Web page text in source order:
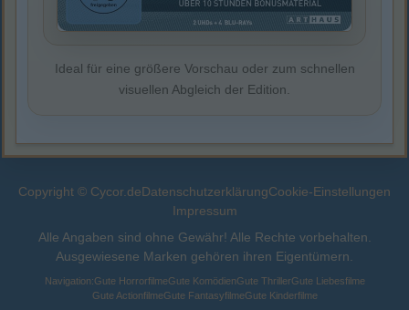
Ideal für eine größere Vorschau oder zum schnellen
visuellen Abgleich der Edition.
Copyright © Cycor.deDatenschutzerklärungCookie-Einstellungen
Impressum
Alle Angaben sind ohne Gewähr! Alle Rechte vorbehalten.
Ausgewiesene Marken gehören ihren Eigentümern.
Navigation:Gute HorrorfilmeGute KomödienGute ThrillerGute Liebesfilme
Gute ActionfilmeGute FantasyfilmeGute Kinderfilme